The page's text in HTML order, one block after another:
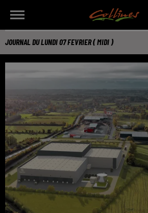
JOURNAL DU LUNDI 07 FEVRIER ( MIDI )